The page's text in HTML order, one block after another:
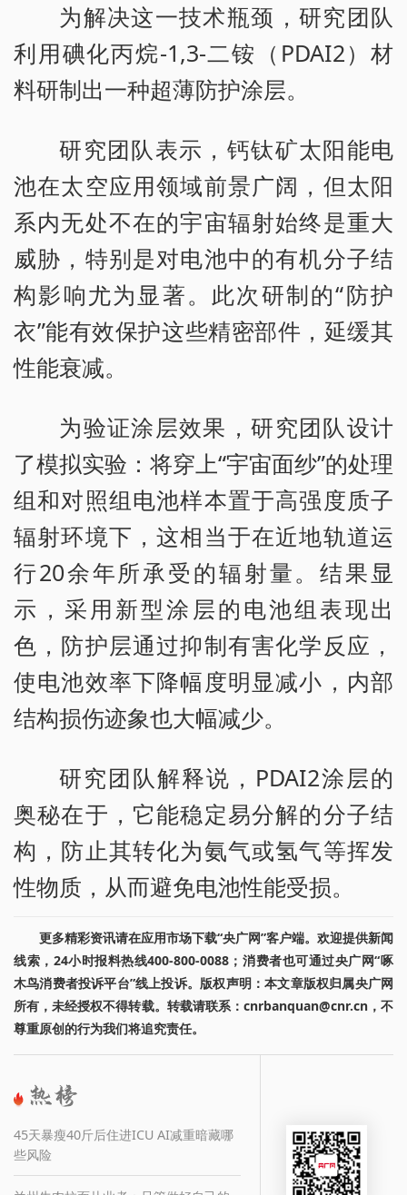
为解决这一技术瓶颈，研究团队
利用碘化丙烷-1,3-二铵（PDAI2）材
料研制出一种超薄防护涂层。
研究团队表示，钙钛矿太阳能电
池在太空应用领域前景广阔，但太阳
系内无处不在的宇宙辐射始终是重大
威胁，特别是对电池中的有机分子结
构影响尤为显著。此次研制的“防护
衣”能有效保护这些精密部件，延缓其
性能衰减。
为验证涂层效果，研究团队设计
了模拟实验：将穿上“宇宙面纱”的处理
组和对照组电池样本置于高强度质子
辐射环境下，这相当于在近地轨道运
行20余年所承受的辐射量。结果显
示，采用新型涂层的电池组表现出
色，防护层通过抑制有害化学反应，
使电池效率下降幅度明显减小，内部
结构损伤迹象也大幅减少。
研究团队解释说，PDAI2涂层的
奥秘在于，它能稳定易分解的分子结
构，防止其转化为氨气或氢气等挥发
性物质，从而避免电池性能受损。
更多精彩资讯请在应用市场下载“央广网”客户端。欢迎提供新闻
线索，24小时报料热线400-800-0088；消费者也可通过央广网“啄
木鸟消费者投诉平台”线上投诉。版权声明：本文章版权归属央广网
所有，未经授权不得转载。转载请联系：cnrbanquan@cnr.cn，不
尊重原创的行为我们将追究责任。
45天暴瘦40斤后住进ICU AI减重暗藏哪
些风险